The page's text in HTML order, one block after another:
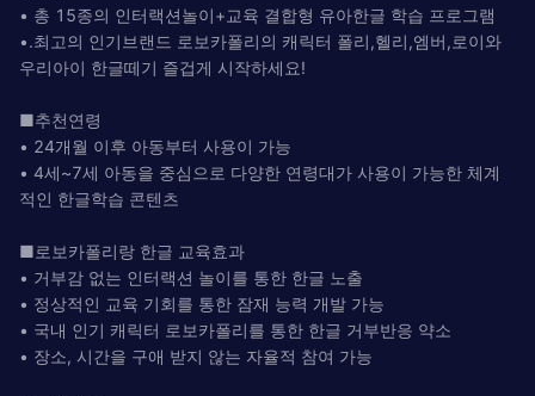
• 총 15종의 인터랙션놀이+교육 결합형 유아한글 학습 프로그램
•.최고의 인기브랜드 로보카폴리의 캐릭터 폴리,헬리,엠버,로이와
우리아이 한글떼기 즐겁게 시작하세요!
■추천연령
• 24개월 이후 아동부터 사용이 가능
• 4세~7세 아동을 중심으로 다양한 연령대가 사용이 가능한 체계
적인 한글학습 콘텐츠
■로보카폴리랑 한글 교육효과
• 거부감 없는 인터랙션 놀이를 통한 한글 노출
• 정상적인 교육 기회를 통한 잠재 능력 개발 가능
• 국내 인기 캐릭터 로보카폴리를 통한 한글 거부반응 약소
• 장소, 시간을 구애 받지 않는 자율적 참여 가능